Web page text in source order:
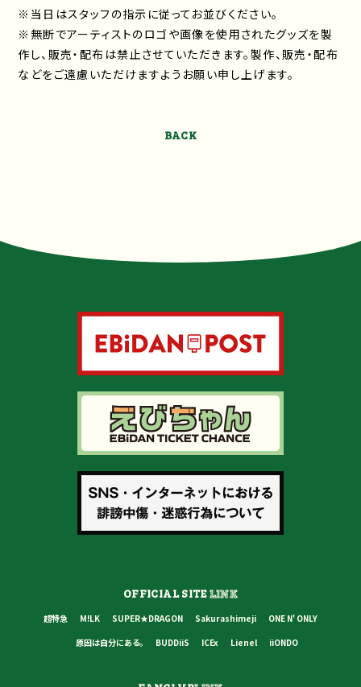
※当日はスタッフの指示に従ってお並びください。
※無断でアーティストのロゴや画像を使用されたグッズを製
作し、販売・配布は禁止させていただきます。製作、販売・配布
などをご遠慮いただけますようお願い申し上げます。
BACK
OFFICIAL SITELINK
超特急 M!LK SUPER★DRAGON Sakurashimeji
ONE N' ONLY
原因は自分にある。
BUDDiiS ICEx Lienel iiONDO